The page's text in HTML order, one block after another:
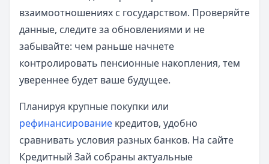
взаимоотношениях с государством. Проверяйте
данные, следите за обновлениями и не
забывайте: чем раньше начнете
контролировать пенсионные накопления, тем
увереннее будет ваше будущее.
Планируя крупные покупки или
рефинансирование кредитов, удобно
сравнивать условия разных банков. На сайте
Кредитный Зай собраны актуальные